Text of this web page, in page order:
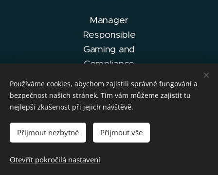
Manager
Responsible
Gaming and
Compliance
SAZKA, a. s.
© 2026 Česká bankovní asociace | ČBA EDUCA PLUS |
www.cbaeducaplus.cz
| Pro více informací nás kontaktujte na
Všechna práva vyhrazena.
Používáme cookies, abychom zajistili správné fungování a
bezpečnost našich stránek. Tím vám můžeme zajistit tu
nejlepší zkušenost při jejich návštěvě.
Přijmout nezbytné Přijmout vše
Otevřít pokročilá nastavení